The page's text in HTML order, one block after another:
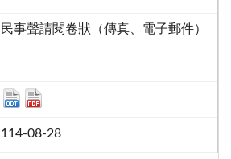
民事聲請閱卷狀（傳真、電子郵件）
114-08-28